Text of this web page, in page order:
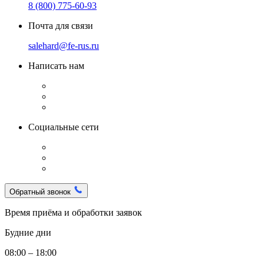
8 (800) 775-60-93
Почта для связи
salehard@fe-rus.ru
Написать нам
Социальные сети
Обратный звонок
Время приёма и обработки заявок
Будние дни
08:00 – 18:00